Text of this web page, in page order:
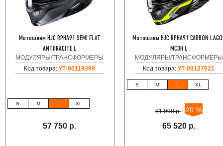
Мотошлем HJC RPHA91 SEMI FLAT
ANTHRACITE L
МОДУЛЯРЫ/ТРАНСФОРМЕРЫ
Код товара:УТ-00118399
S M L XL
57 750 р.
Мотошлем HJC RPHA91 CARBON
MC3H L
МОДУЛЯРЫ/ТРАНСФОРМЕРЫ
Код товара:УТ-00127021
S M L XL
81 900 р. 20 %
65 520 р.